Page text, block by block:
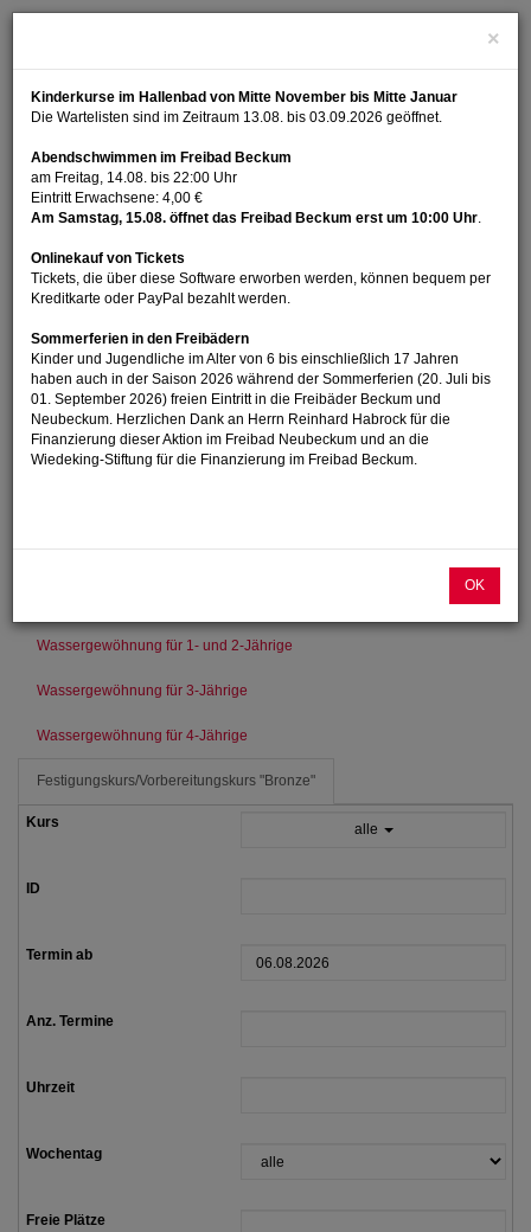
Buchen
Wassergewöhnung für 1- und 2-Jährige
Wassergewöhnung für 3-Jährige
Wassergewöhnung für 4-Jährige
Festigungskurs/Vorbereitungskurs "Bronze"
alle
×
Kinderkurse im Hallenbad von Mitte November bis Mitte Januar
Die Wartelisten sind im Zeitraum 13.08. bis 03.09.2026 geöffnet.
Abendschwimmen im Freibad Beckum
am Freitag, 14.08. bis 22:00 Uhr
Eintritt Erwachsene: 4,00 €
Am Samstag, 15.08. öffnet das Freibad Beckum erst um 10:00 Uhr.
Onlinekauf von Tickets
Tickets, die über diese Software erworben werden, können bequem per
Kreditkarte oder PayPal bezahlt werden.
Sommerferien in den Freibädern
Kinder und Jugendliche im Alter von 6 bis einschließlich 17 Jahren
haben auch in der Saison 2026 während der Sommerferien (20. Juli bis
01. September 2026) freien Eintritt in die Freibäder Beckum und
Neubeckum. Herzlichen Dank an Herrn Reinhard Habrock für die
Finanzierung dieser Aktion im Freibad Neubeckum und an die
Wiedeking-Stiftung für die Finanzierung im Freibad Beckum.
OK